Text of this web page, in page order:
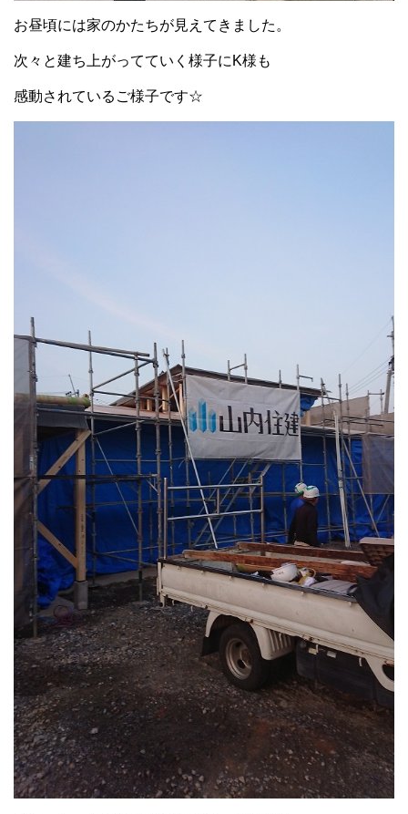
お昼頃には家のかたちが見えてきました。
次々と建ち上がってていく様子にK様も
感動されているご様子です☆